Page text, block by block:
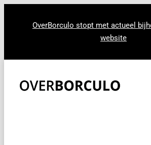
OverBorculo stopt met actueel
website